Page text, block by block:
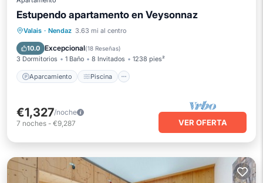
Estupendo apartamento en Veysonnaz
Valais · Nendaz 3.63 mi al centro
10.0 Excepcional(18 Reseñas)
3 Dormitorios 1 Baño 8 Invitados 1238 pies²
Aparcamiento Piscina
Aparcamiento Piscina
Balcón/Terraza
€1,327/noche
7 noches - €9,287 VER OFERTA